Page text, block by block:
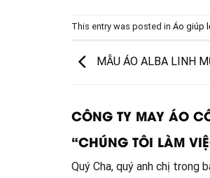
This entry was posted in Áo giúp
MẪU ÁO ALBA LINH
CÔNG TY MAY ÁO
“CHÚNG TÔI LÀM
Quý Cha, quý anh chị trong